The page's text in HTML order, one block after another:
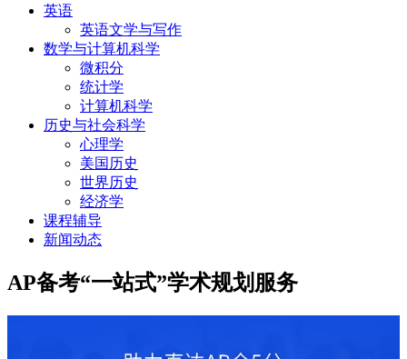
英语
英语文学与写作
数学与计算机科学
微积分
统计学
计算机科学
历史与社会科学
心理学
美国历史
世界历史
经济学
课程辅导
新闻动态
AP备考“一站式”学术规划服务